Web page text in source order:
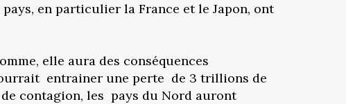
en particulier la France et le Japon, ont
elle aura des conséquences
entrainer une perte de 3 trillions de
contagion, les pays du Nord auront